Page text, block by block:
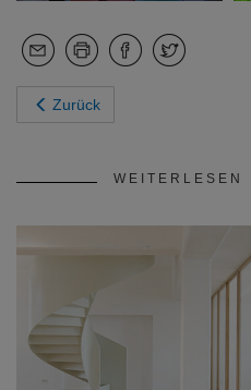
Zurück
WEITERLESEN